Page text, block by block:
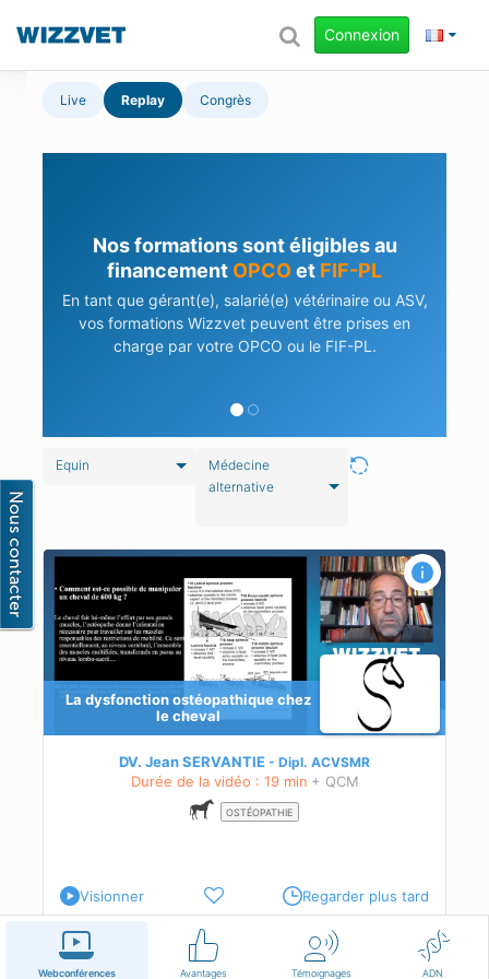
Webconférences Avantages Témoignages ADN
Connexion
Live Replay Congrès
Nos formations sont éligibles au
financement OPCOet FIF-PL
En tant que gérant(e), salarié(e) vétérinaire ou ASV,
vos formations Wizzvet peuvent être prises en
charge par votre OPCO ou le FIF-PL.
Equin
Médecine
alternative
La dysfonction ostéopathique chez
le cheval
DV. Jean SERVANTIE Dipl. ACVSMR
Durée de la vidéo : 19 min + QCM
OSTÉOPATHIE
Visionner Regarder plus tard
Français Conditions d'utilisation Nous contacter